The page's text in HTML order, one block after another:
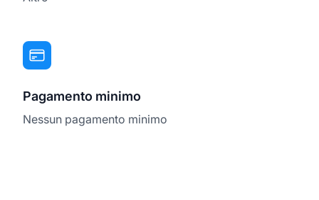
Pagamento minimo
Nessun pagamento minimo